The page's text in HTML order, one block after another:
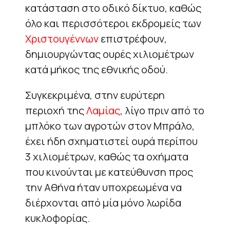
κατάσταση στο οδικό δίκτυο, καθώς
όλο και περισσότεροι εκδρομείς των
Χριστουγέννωνεπιστρέφουν,
δημιουργώντας ουρές χιλιομέτρων
κατά μήκος της εθνικής οδού.
Συγκεκριμένα, στην ευρύτερη
περιοχή τηςΛαμίας, λίγο πριν από το
μπλόκο των αγροτών στον Μπράλο,
έχει ήδη σχηματιστεί ουρά περίπου
3 χιλιομέτρων, καθώς τα οχήματα
που κινούνται με κατεύθυνση προς
την Αθήνα ήταν υποχρεωμένα να
διέρχονται από μία μόνο λωρίδα
κυκλοφορίας.